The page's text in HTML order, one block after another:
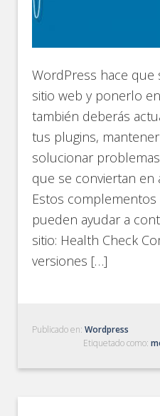
WordPress hace que
sitio web y ponerlo
también deberás
tus plugins,
solucionar
que se conviertan en
Estos
pueden ayudar a
sitio: Health Check
versiones […]
Publicado en:Wordpress
Etiquetado como: